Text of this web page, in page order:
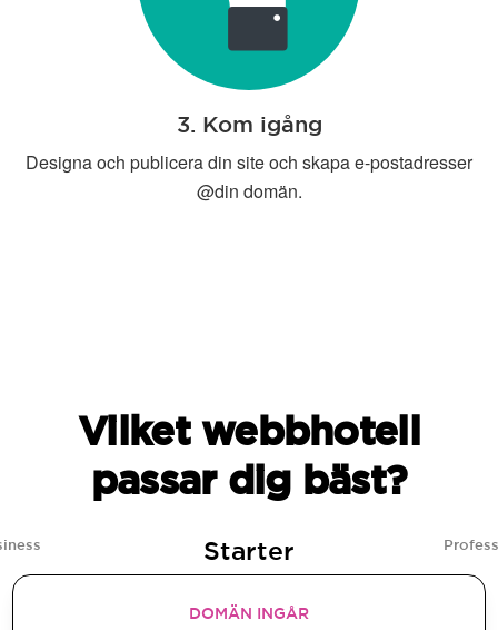
3. Kom igång
Designa och publicera din site och skapa e-postadresser
@din domän.
Vilket webbhotell
passar dig bäst?
Starter
DOMÄN INGÅR